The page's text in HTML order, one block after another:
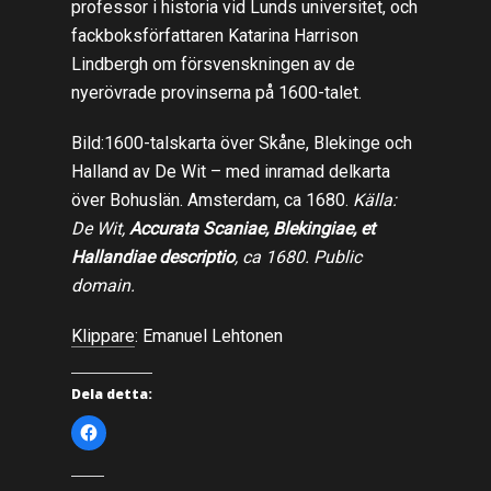
professor i historia vid Lunds universitet, och
fackboksförfattaren Katarina Harrison
Lindbergh om försvenskningen av de
nyerövrade provinserna på 1600-talet.
Bild:1600-talskarta över Skåne, Blekinge och
Halland av De Wit – med inramad delkarta
över Bohuslän. Amsterdam, ca 1680. Källa:
De Wit, Accurata Scaniae, Blekingiae, et
Hallandiae descriptio, ca 1680. Public
domain.
Klippare: Emanuel Lehtonen
Dela detta:
K
l
k